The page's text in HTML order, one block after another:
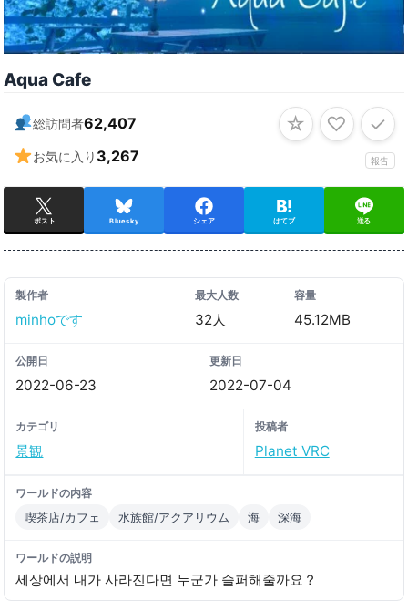
Aqua Cafe
総訪問者62,407
お気に入り 3,267 報告
☆ ♡ ✓
ポスト Bluesky シェア はてブ 送る
製作者
minhoです
最大人数
32人
容量
45.12MB
公開日
2022-06-23
更新日
2022-07-04
カテゴリ
景観
投稿者
Planet VRC
ワールドの内容
喫茶店/カフェ 水族館/アクアリウム 海 深海
ワールドの説明
세상에서 내가 사라진다면 누군가 슬퍼해줄까요？